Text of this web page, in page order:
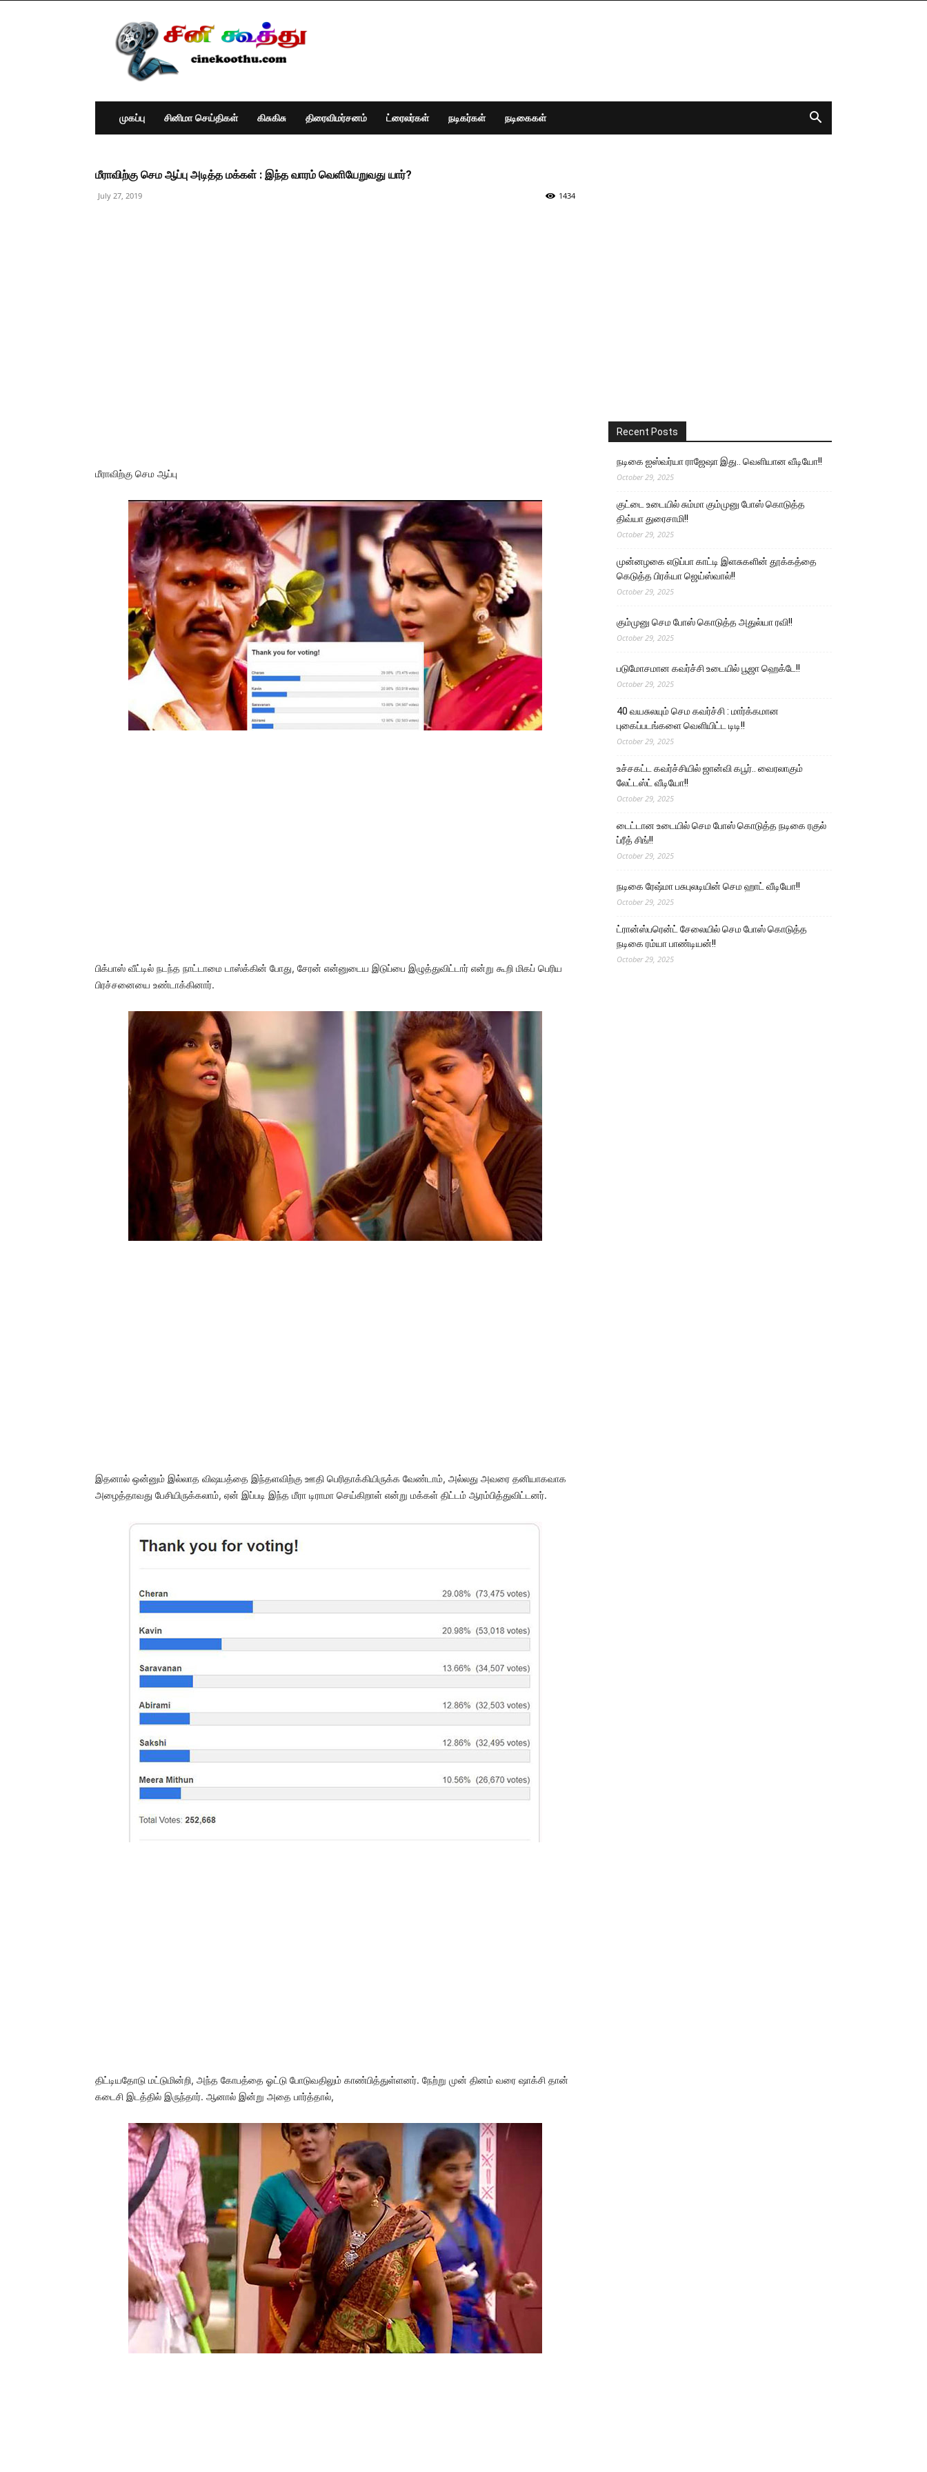
Cine
Koothu
:
Tamil
Cinema
News
முகப்பு
சினிமா செய்திகள் கிசுகிசு திரைவிமர்சனம் ட்ரைலர்கள் நடிகர்கள் நடிகைகள்
மீராவிற்கு செம ஆப்பு அடித்த மக்கள் : இந்த வாரம் வெளியேறுவது யார்?
July 27, 2019 1434
மீராவிற்கு செம ஆப்பு
பிக்பாஸ் வீட்டில் நடந்த நாட்டாமை டாஸ்க்கின் போது, சேரன் என்னுடைய இடுப்பை இழுத்துவிட்டார் என்று கூறி மிகப் பெரிய
பிரச்சனையை உண்டாக்கினார்.
இதனால் ஒன்னும் இல்லாத விஷயத்தை இந்தளவிற்கு ஊதி பெரிதாக்கியிருக்க வேண்டாம், அல்லது அவரை தனியாகவாக
அழைத்தாவது பேசியிருக்கலாம், ஏன் இப்படி இந்த மீரா டிராமா செய்கிறாள் என்று மக்கள் திட்டம் ஆரம்பித்துவிட்டனர்.
திட்டியதோடு மட்டுமின்றி, அந்த கோபத்தை ஓட்டு போடுவதிலும் காண்பித்துள்ளனர். நேற்று முன் தினம் வரை ஷாக்சி தான்
கடைசி இடத்தில் இருந்தார். ஆனால் இன்று அதை பார்த்தால்,
Recent Posts
நடிகை ஐஸ்வர்யா ராஜேஷா இது.. வெளியான வீடியோ!!
October 29, 2025
குட்டை உடையில் சும்மா கும்முனு போஸ் கொடுத்த
திவ்யா துரைசாமி!!
October 29, 2025
முன்னழகை எடுப்பா காட்டி இளசுகளின் தூக்கத்தை
கெடுத்த பிரக்யா ஜெய்ஸ்வால்!!
October 29, 2025
கும்முனு செம போஸ் கொடுத்த அதுல்யா ரவி!!
October 29, 2025
படுமோசமான கவர்ச்சி உடையில் பூஜா ஹெக்டே!!
October 29, 2025
40 வயசுலயும் செம கவர்ச்சி : மார்க்கமான
புகைப்படங்களை வெளியிட்ட டிடி!!
October 29, 2025
உச்சகட்ட கவர்ச்சியில் ஜான்வி கபூர்.. வைரலாகும்
லேட்டஸ்ட் வீடியோ!!
October 29, 2025
டைட்டான உடையில் செம போஸ் கொடுத்த நடிகை ரகுல்
ப்ரீத் சிங்!!
October 29, 2025
நடிகை ரேஷ்மா பசுபுலடியின் செம ஹாட் வீடியோ!!
October 29, 2025
ட்ரான்ஸ்பரென்ட் சேலையில் செம போஸ் கொடுத்த
நடிகை ரம்யா பாண்டியன்!!
October 29, 2025